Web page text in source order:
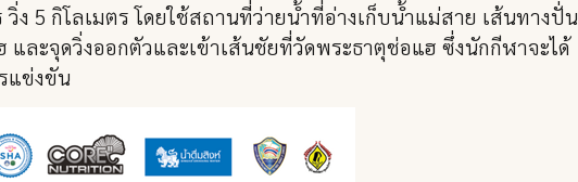
วิ่ง 5 กิโลเมตร โดยใช้สถานที่ว่ายน้ำที่อ่างเก็บน้ำแม่สาย เส้นทางปั่น
ละจุดวิ่งออกตัวและเข้าเส้นชัยที่วัดพระธาตุช่อแฮ ซึ่งนักกีฬาจะได้
แข่งขัน